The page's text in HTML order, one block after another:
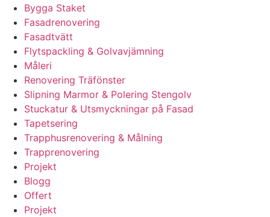
Bygga Staket
Fasadrenovering
Fasadtvätt
Flytspackling & Golvavjämning
Måleri
Renovering Träfönster
Slipning Marmor & Polering Stengolv
Stuckatur & Utsmyckningar på Fasad
Tapetsering
Trapphusrenovering & Målning
Trapprenovering
Projekt
Blogg
Offert
Projekt